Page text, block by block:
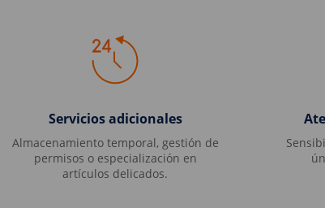
Servicios adicionales
Almacenamiento temporal, gestión de
permisos o especialización en
artículos delicados.